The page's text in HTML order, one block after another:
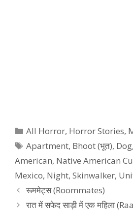
Categories
All Horror, Horror Stories,
Tags
Apartment, Bhoot (भूत), Dog
American, Native American
Mexico, Night, Skinwalker,
रूममेट्स (Roommates)
रात में सफेद साड़ी में एक महिला